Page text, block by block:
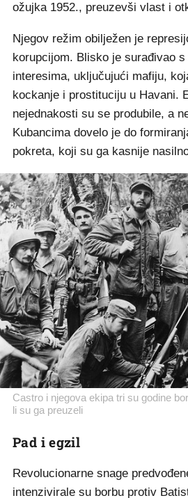
ožujka 1952., preuzevši vlast i
Njegov režim obilježen je
korupcijom. Blisko je surađivao
interesima, uključujući mafiju,
kockanje i prostituciju u Havani.
nejednakosti su se produbile, a
Kubancima dovelo je do
pokreta, koji su ga kasnije
Castro i njegova ekipa tri su godine
li su ga preuzeli
Pad i egzil
Revolucionarne snage
intenzivirale su borbu protiv